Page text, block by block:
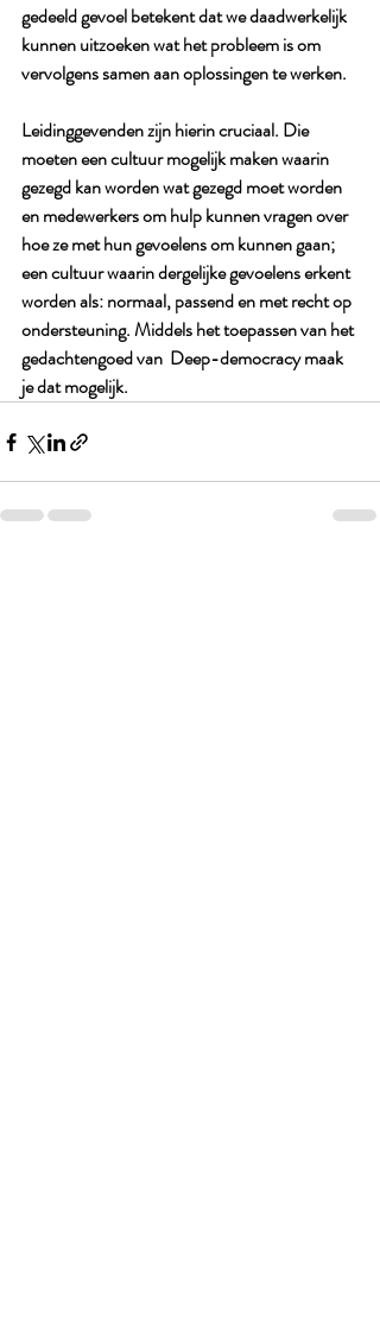
gedeeld gevoel betekent dat we daadwerkelijk
kunnen uitzoeken wat het probleem is om
vervolgens samen aan oplossingen te werken.
Leidinggevenden zijn hierin cruciaal. Die
moeten een cultuur mogelijk maken waarin
gezegd kan worden wat gezegd moet worden
en medewerkers om hulp kunnen vragen over
hoe ze met hun gevoelens om kunnen gaan;
een cultuur waarin dergelijke gevoelens erkent
worden als: normaal, passend en met recht op
ondersteuning. Middels het toepassen van het
gedachtengoed van  Deep-democracy maak
je dat mogelijk.